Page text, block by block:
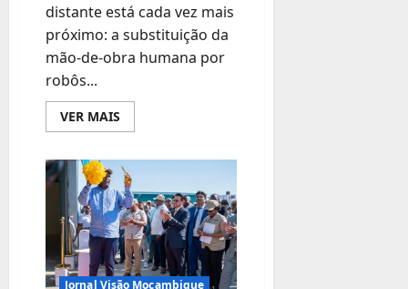
distante está cada vez mais
próximo: a substituição da
mão-de-obra humana por
robôs...
VER MAIS
mais
de
robôs
e
IA
ameaça
20
milhões
de
empregos
globais
Jornal Visão Moçambique